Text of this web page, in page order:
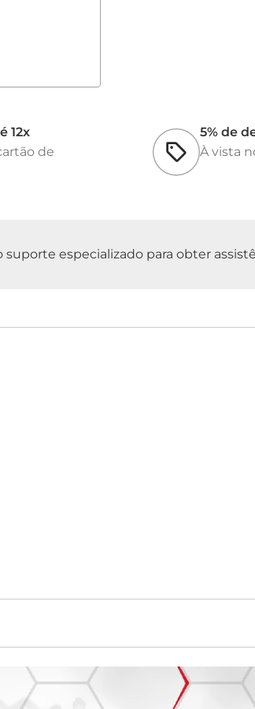
12x
de
5% de
À vista
especializado para obter